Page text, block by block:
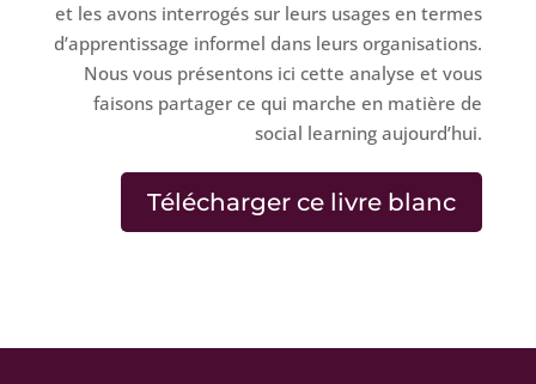
et les avons interrogés sur leurs usages en termes
d’apprentissage informel dans leurs organisations.
Nous vous présentons ici cette analyse et vous
faisons partager ce qui marche en matière de
social learning aujourd’hui.
Télécharger ce livre blanc